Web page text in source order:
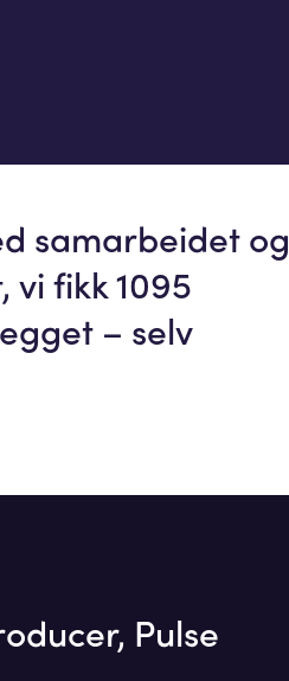
samarbeidet og
vi fikk 1095
– selv
Pulse